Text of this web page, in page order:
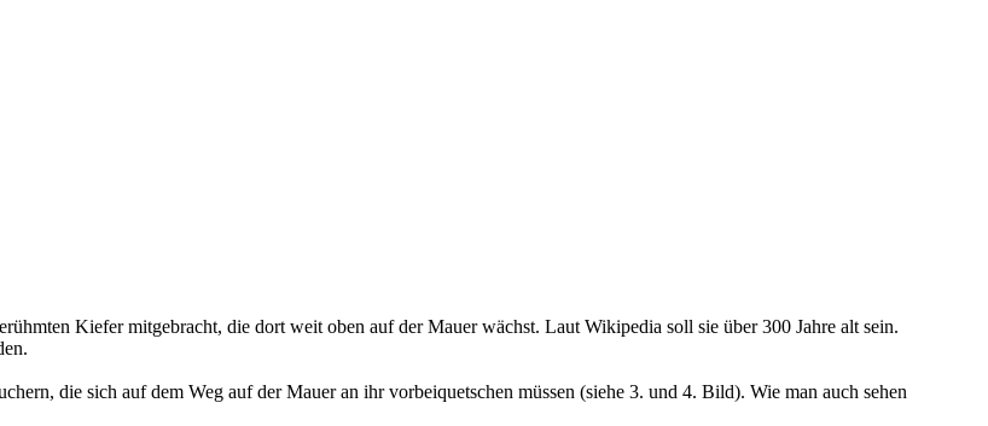
Kiefer mitgebracht, die dort weit oben auf der Mauer wächst. Laut Wikipedia soll sie über 300 Jahre alt sein.
die sich auf dem Weg auf der Mauer an ihr vorbeiquetschen müssen (siehe 3. und 4. Bild). Wie man auch sehen